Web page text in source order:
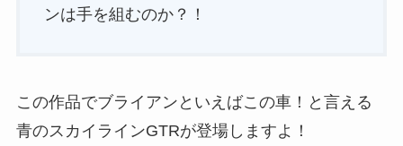
ンは手を組むのか？！
この作品でブライアンといえばこの車！と言える
青のスカイラインGTRが登場しますよ！